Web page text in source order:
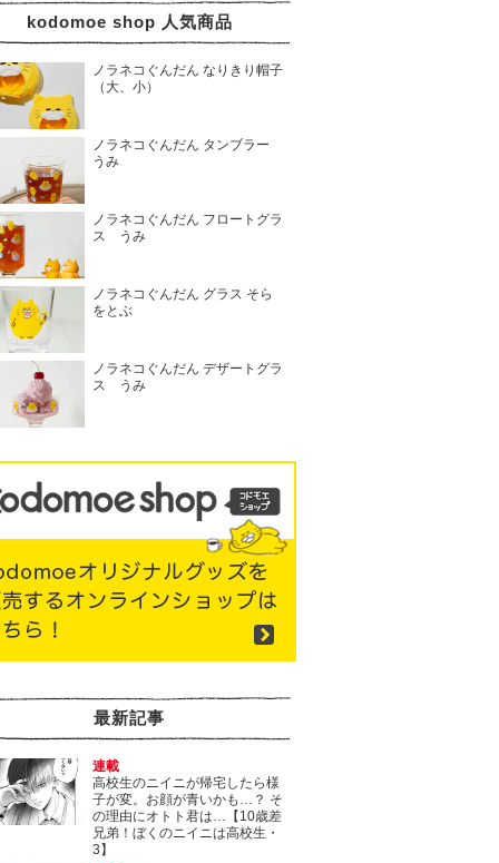
kodomoe shop 人気商品
ノラネコぐんだん なりきり帽子
（大、小）
ノラネコぐんだん タンブラー
うみ
ノラネコぐんだん フロートグラ
ス うみ
ノラネコぐんだん グラス そら
をとぶ
ノラネコぐんだん デザートグラ
ス うみ
最新記事
連載
高校生のニイニが帰宅したら様
子が変。お顔が青いかも…？ そ
の理由にオトト君は…【10歳差
兄弟！ぼくのニイニは高校生・
3】